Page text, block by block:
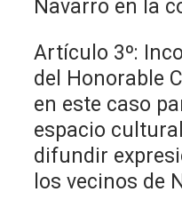
Navarro en la
Artículo 3º:
del Honorable
en este caso
espacio
difundir
los vecinos de